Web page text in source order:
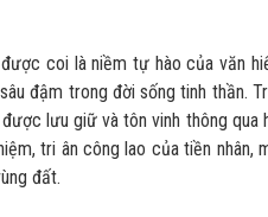
coi là niềm tự hào của văn
đậm trong đời sống tinh thần.
lưu giữ và tôn vinh thông qua
tri ân công lao của tiền nhân,
đất.